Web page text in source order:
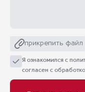
прикрепить файл
Я ознакомился с
согласен с